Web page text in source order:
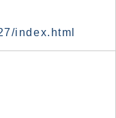
index.html